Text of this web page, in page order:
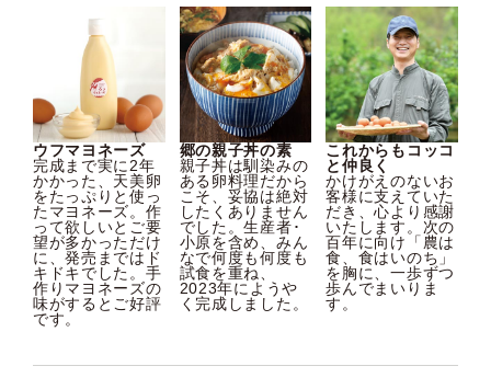
ウフマヨネーズ
完成まで実に2年
かかった、天美卵
をたっぷりと使っ
たマヨネーズ。作
って欲しいとご要
望が多かっただけ
に、発売まではド
キドキでした。手
作りマヨネーズの
味がするとご好評
です。
郷の親子丼の素
親子丼は馴染みの
ある卵料理だから
こそ、妥協は絶対
したくありません
でした。生産者･
小原を含め、みん
なで何度も何度も
試食を重ね、
2023年にようや
く完成しました。
これからもコッコ
と仲良く
かけがえのないお
客様に支えていた
だき、心より感謝
いたします。次の
百年に向け「農は
食、食はいのち」
を胸に、一歩ずつ
歩んでまいりま
す。